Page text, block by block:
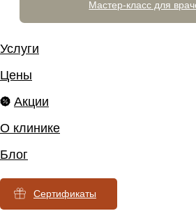
Сертификаты
О клинике
Блог
Услуги
Цены
Акции